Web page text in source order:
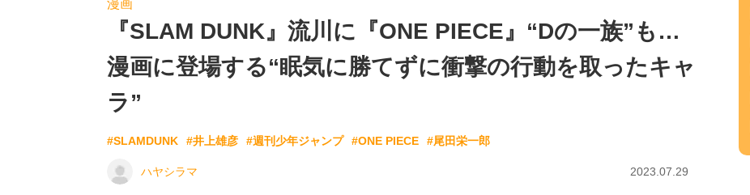
漫画
『SLAM DUNK』流川に『ONE PIECE』“Dの一族”も…
漫画に登場する“眠気に勝てずに衝撃の行動を取ったキャ
ラ”
#SLAMDUNK #井上雄彦 #週刊少年ジャンプ #ONE PIECE #尾田栄一郎
ハヤシラマ 2023.07.29